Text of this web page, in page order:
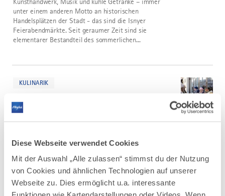
Diese Webseite verwendet Cookies
Mit der Auswahl „Alle zulassen“ stimmst du der Nutzung
von Cookies und ähnlichen Technologien auf unserer
Webseite zu. Dies ermöglicht u.a. interessante
unter einem anderen Motto an historischen
Handelsplätzen der Stadt - das sind die Isnyer
Feierabendmärkte. Seit geraumer Zeit sind sie
elementarer Bestandteil des sommerlichen...
KULINARIK
3
Kulinarische Stadtführung - Isny
entdecken und schmecken
Die Kulinarische Stadtführung im Herzen von Isny führt
machen: die einzigartige historische Geschichte und
die regionale Kulinarik. Die kulinarische Tour zeigt, wie
vielfältig und wie lecker Isny im Allgäu ist.